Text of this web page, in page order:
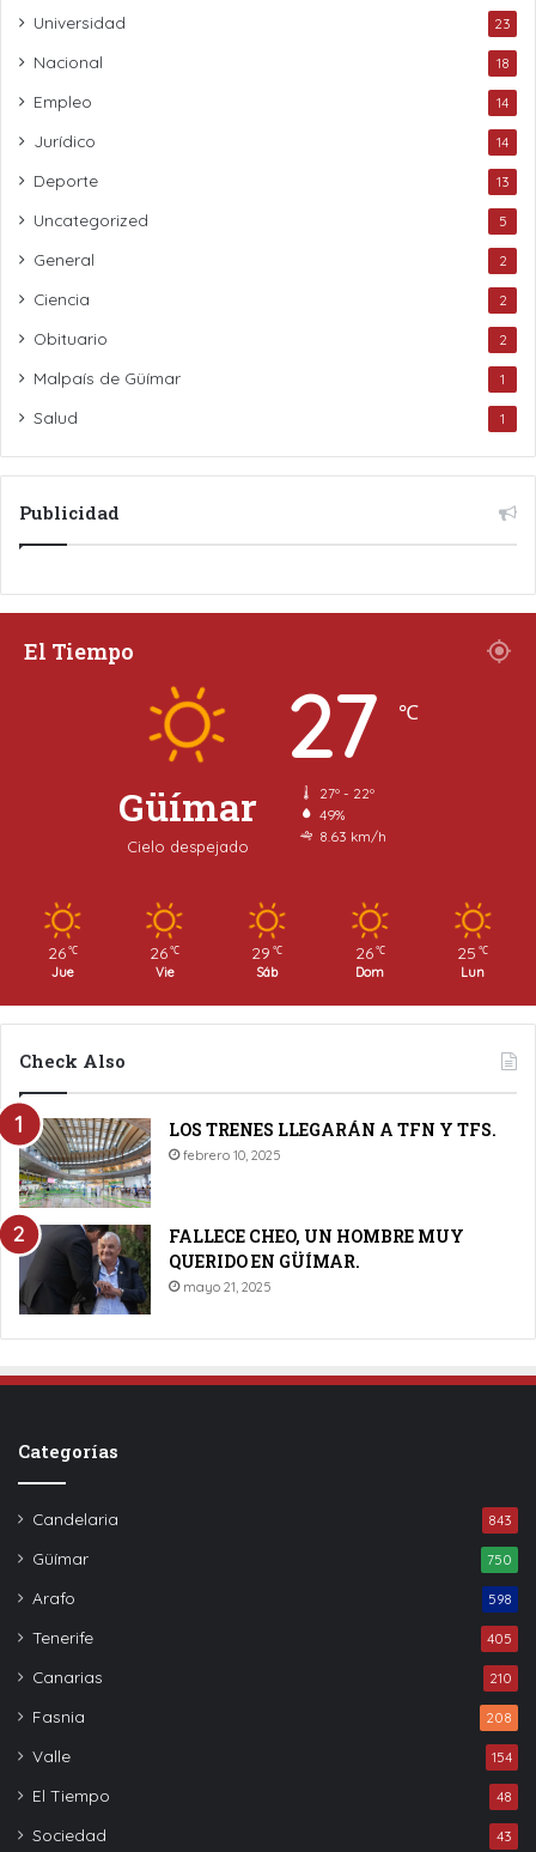
Universidad 23
Nacional 18
Empleo 14
Jurídico 14
Deporte 13
Uncategorized 5
General 2
Ciencia 2
Obituario 2
Malpaís de Güímar 1
Salud 1
Publicidad
El Tiempo
Güímar
Cielo despejado
27 ℃
27º - 22º
49%
8.63 km/h
26 ℃
Jue
26 ℃
Vie
29 ℃
Sáb
26 ℃
Dom
25 ℃
Lun
Check Also
LOS TRENES LLEGARÁN A TFN Y TFS.
febrero 10, 2025
FALLECE CHEO, UN HOMBRE MUY
QUERIDO EN GÜÍMAR.
mayo 21, 2025
Categorías
Candelaria 843
Güímar 750
Arafo 598
Tenerife 405
Canarias 210
Fasnia 208
Valle 154
El Tiempo 48
Sociedad 43